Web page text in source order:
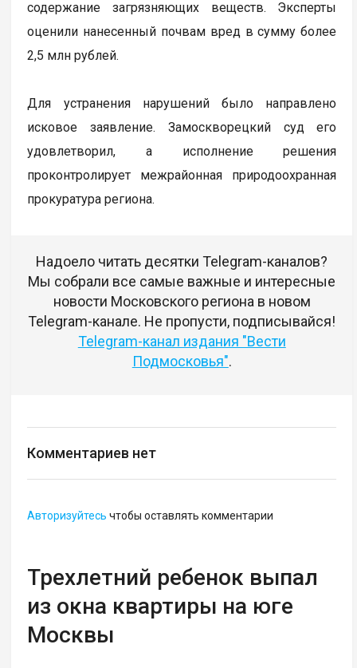
содержание загрязняющих веществ. Эксперты
оценили нанесенный почвам вред в сумму более
2,5 млн рублей.
Для устранения нарушений было направлено
исковое заявление. Замоскворецкий суд его
удовлетворил, а исполнение решения
проконтролирует межрайонная природоохранная
прокуратура региона.
Надоело читать десятки Telegram-каналов?
Мы собрали все самые важные и интересные
новости Московского региона в новом
Telegram-канале. Не пропусти, подписывайся!
Telegram-канал издания "Вести
Подмосковья".
Комментариев нет
Авторизуйтесь чтобы оставлять комментарии
Трехлетний ребенок выпал
из окна квартиры на юге
Москвы